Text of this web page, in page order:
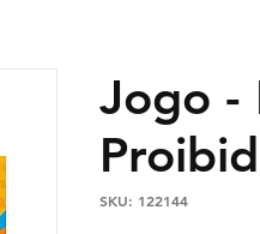
Jogo -
SKU: 122144